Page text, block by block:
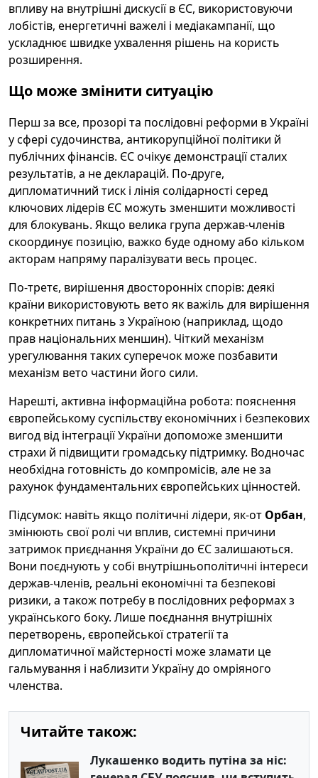
впливу на внутрішні дискусії в ЄС, використовуючи
лобістів, енергетичні важелі і медіакампанії, що
ускладнює швидке ухвалення рішень на користь
розширення.
Що може змінити ситуацію
Перш за все, прозорі та послідовні реформи в Україні
у сфері судочинства, антикорупційної політики й
публічних фінансів. ЄС очікує демонстрації сталих
результатів, а не декларацій. По-друге,
дипломатичний тиск і лінія солідарності серед
ключових лідерів ЄС можуть зменшити можливості
для блокувань. Якщо велика група держав-членів
скоординує позицію, важко буде одному або кільком
акторам напряму паралізувати весь процес.
По-третє, вирішення двосторонніх спорів: деякі
країни використовують вето як важіль для вирішення
конкретних питань з Україною (наприклад, щодо
прав національних меншин). Чіткий механізм
урегулювання таких суперечок може позбавити
механізм вето частини його сили.
Нарешті, активна інформаційна робота: пояснення
європейському суспільству економічних і безпекових
вигод від інтеграції України допоможе зменшити
страхи й підвищити громадську підтримку. Водночас
необхідна готовність до компромісів, але не за
рахунок фундаментальних європейських цінностей.
Підсумок: навіть якщо політичні лідери, як-от Орбан,
змінюють свої ролі чи вплив, системні причини
затримок приєднання України до ЄС залишаються.
Вони поєднують у собі внутрішньополітичні інтереси
держав-членів, реальні економічні та безпекові
ризики, а також потребу в послідовних реформах з
українського боку. Лише поєднання внутрішніх
перетворень, європейської стратегії та
дипломатичної майстерності може зламати це
гальмування і наблизити Україну до омріяного
членства.
Читайте також:
Лукашенко водить путіна за ніс: